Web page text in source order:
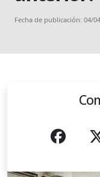
Fecha de publicación: 04/